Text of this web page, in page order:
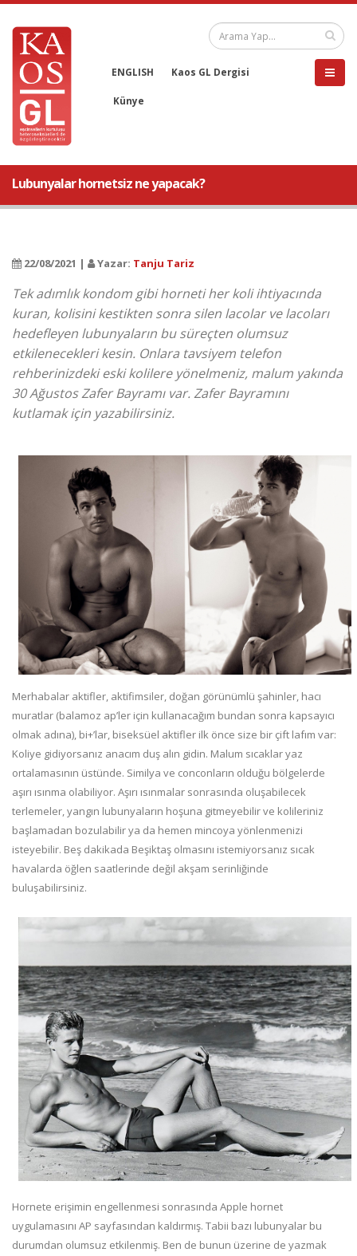
ENGLISH Kaos GL Dergisi
Künye
Lubunyalar hornetsiz ne yapacak?
22/08/2021 | Yazar: Tanju Tariz
Tek adımlık kondom gibi horneti her koli ihtiyacında
kuran, kolisini kestikten sonra silen lacolar ve lacoları
hedefleyen lubunyaların bu süreçten olumsuz
etkilenecekleri kesin. Onlara tavsiyem telefon
rehberinizdeki eski kolilere yönelmeniz, malum yakında
30 Ağustos Zafer Bayramı var. Zafer Bayramını
kutlamak için yazabilirsiniz.
Merhabalar aktifler, aktifimsiler, doğan görünümlü şahinler, hacı
muratlar (balamoz ap’ler için kullanacağım bundan sonra kapsayıcı
olmak adına), bi+’lar, biseksüel aktifler ilk önce size bir çift lafım var:
Koliye gidiyorsanız anacım duş alın gidin. Malum sıcaklar yaz
ortalamasının üstünde. Similya ve conconların olduğu bölgelerde
aşırı ısınma olabiliyor. Aşırı ısınmalar sonrasında oluşabilecek
terlemeler, yangın lubunyaların hoşuna gitmeyebilir ve kolileriniz
başlamadan bozulabilir ya da hemen mincoya yönlenmenizi
isteyebilir. Beş dakikada Beşiktaş olmasını istemiyorsanız sıcak
havalarda öğlen saatlerinde değil akşam serinliğinde
buluşabilirsiniz.
Hornete erişimin engellenmesi sonrasında Apple hornet
uygulamasını AP sayfasından kaldırmış. Tabii bazı lubunyalar bu
durumdan olumsuz etkilenmiş. Ben de bunun üzerine de yazmak